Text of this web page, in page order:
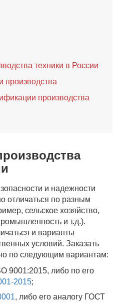
техники в России
производства
производства
и надежности
отличаться по разным
сельское хозяйство,
и т.д.).
и варианты
условий. Заказать
по следующим вариантам:
9001:2015, либо по его
2015;
, либо его аналогу ГОСТ